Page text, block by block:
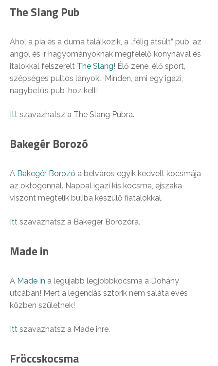
The Slang Pub
Ahol a pia és a duma találkozik, a „félig átsült” pub, az
angol és ír hagyományoknak megfelelő konyhával és
italokkal felszerelt The Slang! Élő zene, élő sport,
szépséges pultos lányok… Minden, ami egy igazi,
nagybetűs pub-hoz kell!
Itt szavazhatsz a The Slang Pubra.
Bakegér Borozó
A Bakegér Borozó a belváros egyik kedvelt kocsmája
az oktogonnál. Nappal igazi kis kocsma, éjszaka
viszont megtelik buliba készülő fiatalokkal.
Itt szavazhatsz a Bakegér Borozóra.
Made in
A Made in a legújabb legjobbkocsma a Dohány
utcában! Mert a legendás sztorik nem saláta evés
közben születnek!
Itt szavazhatsz a Made inre.
Fröccskocsma